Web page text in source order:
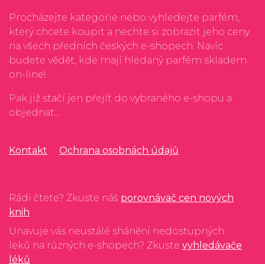
Procházejte kategorie nebo vyhledejte parfém,
který chcete koupit a nechte si zobrazit jeho ceny
na všech předních českých e-shopech. Navíc
budete vědět, kde mají hledaný parfém skladem
on-line!
Pak již stačí jen přejít do vybraného e-shopu a
objednat...
Kontakt Ochrana osobnách údajů
Rádi čtete? Zkuste náš porovnávač cen nových
knih
Unavuje vás neustálé shánění nedostupných
leků na různých e-shopech? Zkuste vyhledávače
léků